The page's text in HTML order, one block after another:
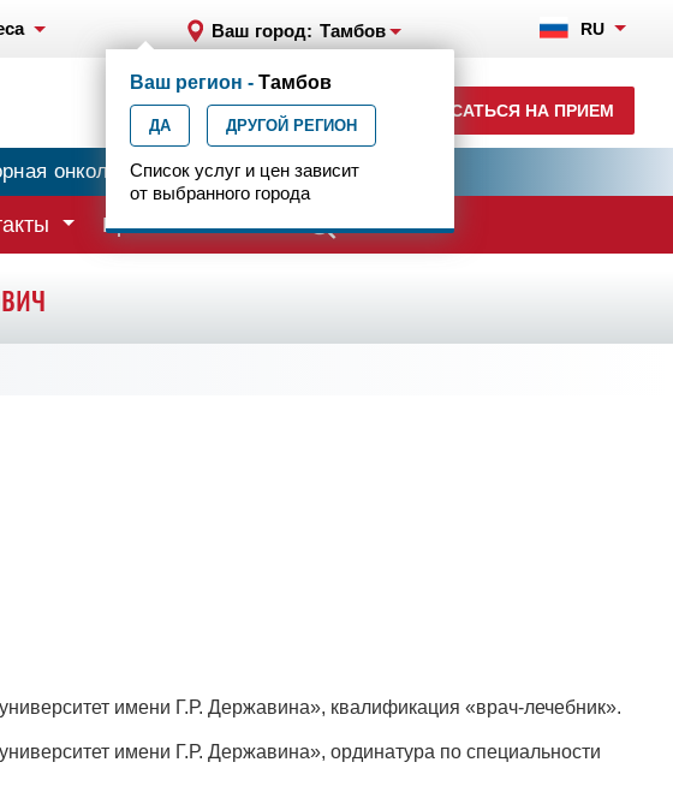
Ваш город: Тамбов RU
+7 (4752) 63-33-63
ежедн. 7.00-23.00
ЗАПИСАТЬСЯ НА ПРИЕМ
Ваш регион - Тамбов
ДА ДРУГОЙ РЕГИОН
Список услуг и цен зависит
от выбранного города
онкология Центр эпилептологии
Врачи
имени Г.Р. Державина», квалификация «врач-лечебник».
имени Г.Р. Державина», ординатура по специальности